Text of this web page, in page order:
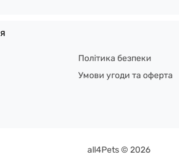
Політика безпеки
Умови угоди та оферта
all4Pets © 2026